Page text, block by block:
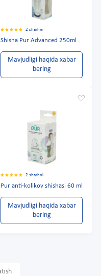
2 sharhni
Shisha Pur Advanced 250ml
Mavjudligi haqida xabar
bering
2 sharhni
Pur anti-kolikov shishasi 60 ml
Mavjudligi haqida xabar
bering